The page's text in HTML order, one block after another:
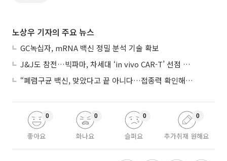
노상우 기자의 주요 뉴스
GC녹십자, mRNA 백신 정밀 분석 기술 확보
J&J도 참전…빅파마, 차세대 ‘in vivo CAR-T’ 선점 경쟁 본격화
“폐렴구균 백신, 맞았다고 끝 아니다…접종력 확인해야”
좋아요
0
화나요
0
슬퍼요
0
추가취재 원해요
0